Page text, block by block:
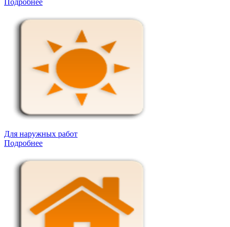
Для наружных работ
Подробнее